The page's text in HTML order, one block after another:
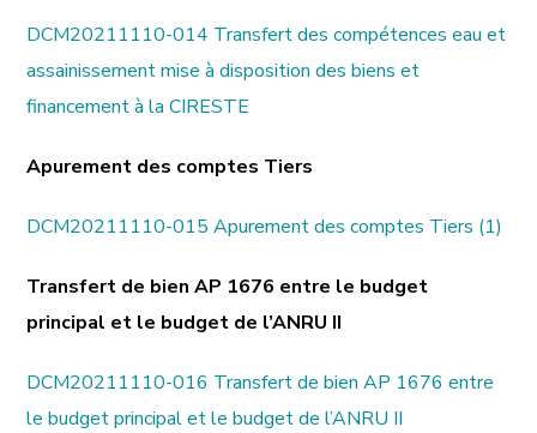
DCM20211110-014 Transfert des compétences eau et
assainissement mise à disposition des biens et
financement à la CIRESTE
Apurement des comptes Tiers
DCM20211110-015 Apurement des comptes Tiers (1)
Transfert de bien AP 1676 entre le budget
principal et le budget de l’ANRU II
DCM20211110-016 Transfert de bien AP 1676 entre
le budget principal et le budget de l’ANRU II